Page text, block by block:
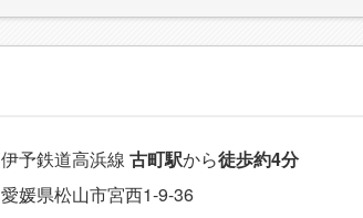
伊予鉄道高浜線 古町駅から徒歩約4分
愛媛県松山市宮西1-9-36